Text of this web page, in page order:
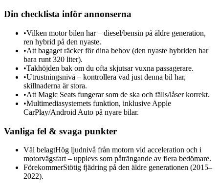
Din checklista inför annonserna
•Vilken motor bilen har – diesel/bensin på äldre generation,
ren hybrid på den nyaste.
•Att bagaget räcker för dina behov (den nyaste hybriden har
bara runt 320 liter).
•Takhöjden bak om du ofta skjutsar vuxna passagerare.
•Utrustningsnivå – kontrollera vad just denna bil har,
skillnaderna är stora.
•Att Magic Seats fungerar som de ska och fälls/låser korrekt.
•Multimediasystemets funktion, inklusive Apple
CarPlay/Android Auto på nyare bilar.
Vanliga fel & svaga punkter
Väl belagtHög ljudnivå från motorn vid acceleration och i
motorvägsfart – upplevs som påträngande av flera bedömare.
FörekommerStötig fjädring på den äldre generationen (2015–
2022).